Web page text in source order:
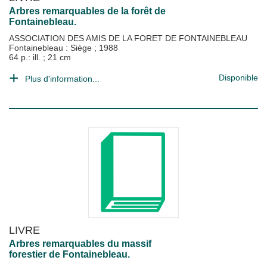
Arbres remarquables de la forêt de
Fontainebleau.
ASSOCIATION DES AMIS DE LA FORET DE FONTAINEBLEAU
Fontainebleau : Siège ; 1988
64 p.: ill. ; 21 cm
Plus d'information... Disponible
LIVRE
Arbres remarquables du massif
forestier de Fontainebleau.